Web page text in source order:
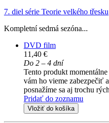
7. diel série Teorie velkého třesku
Kompletní sedmá sezóna...
DVD film
11,40 €
Do 2 – 4 dní
Tento produkt
vám ho vieme zabezpečiť
posnažíme sa aj trochu
Pridať do zoznamu
Vložiť do košíka